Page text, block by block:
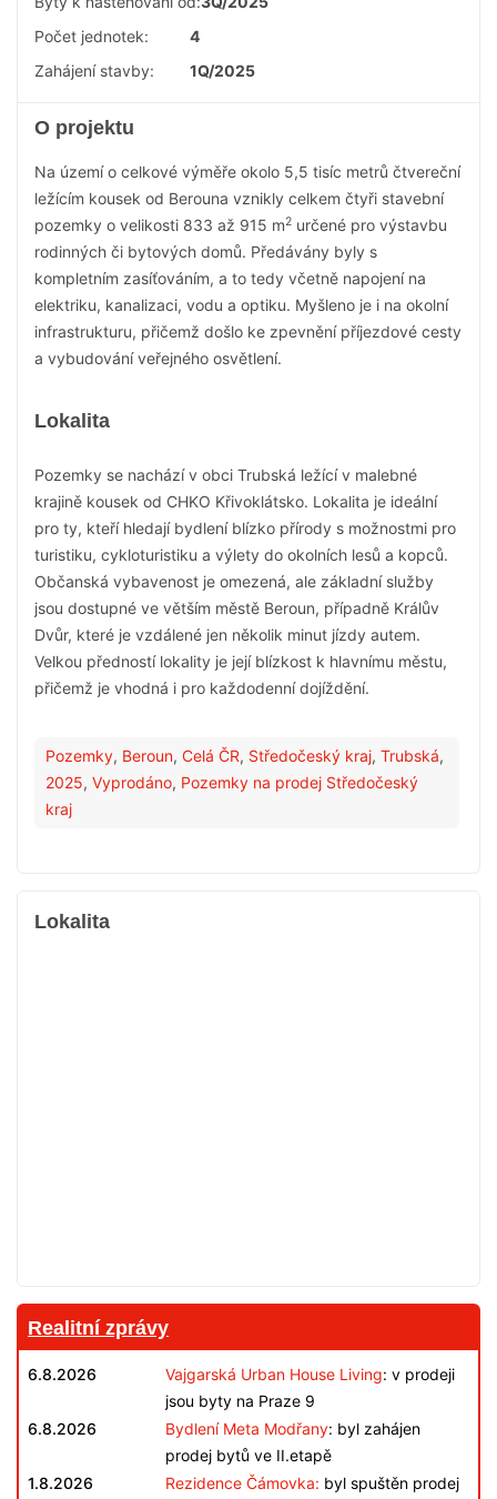
Počet jednotek:
4
Zahájení stavby:
1Q/2025
O projektu
Na území o celkové výměře okolo 5,5 tisíc metrů čtvereční
ležícím kousek od Berouna vznikly celkem čtyři stavební
pozemky o velikosti 833 až 915 m2 určené pro výstavbu
rodinných či bytových domů. Předávány byly s
kompletním zasíťováním, a to tedy včetně napojení na
elektriku, kanalizaci, vodu a optiku. Myšleno je i na okolní
infrastrukturu, přičemž došlo ke zpevnění příjezdové cesty
a vybudování veřejného osvětlení.
Lokalita
Pozemky se nachází v obci Trubská ležící v malebné
krajině kousek od CHKO Křivoklátsko. Lokalita je ideální
pro ty, kteří hledají bydlení blízko přírody s možnostmi pro
turistiku, cykloturistiku a výlety do okolních lesů a kopců.
Občanská vybavenost je omezená, ale základní služby
jsou dostupné ve větším městě Beroun, případně Králův
Dvůr, které je vzdálené jen několik minut jízdy autem.
Velkou předností lokality je její blízkost k hlavnímu městu,
přičemž je vhodná i pro každodenní dojíždění.
Pozemky, Beroun, Celá ČR, Středočeský kraj, Trubská,
2025, Vyprodáno, Pozemky na prodej Středočeský
kraj
Lokalita
Realitní zprávy
6.8.2026 Vajgarská Urban House Living: v prodeji
jsou byty na Praze 9
6.8.2026
Bydlení Meta Modřany: byl zahájen
prodej bytů ve II.etapě
1.8.2026
Rezidence Čámovka: byl spuštěn prodej